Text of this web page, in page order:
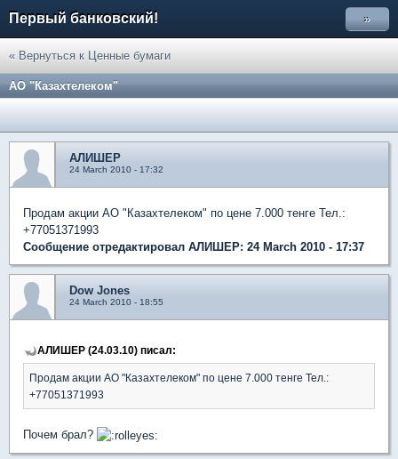
Первый банковский! »
« Вернуться к Ценные бумаги
АО "Казахтелеком"
АЛИШЕР
24 March 2010 - 17:32
Продам акции АО "Казахтелеком" по цене 7.000 тенге Тел.:
+77051371993
Сообщение отредактировал АЛИШЕР: 24 March 2010 - 17:37
Dow Jones
24 March 2010 - 18:55
АЛИШЕР (24.03.10) писал:
Продам акции АО "Казахтелеком" по цене 7.000 тенге Тел.:
+77051371993
Почем брал?